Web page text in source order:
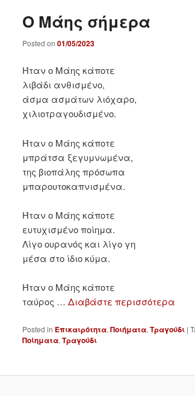
Ο Μάης σήμερα
Posted on 01/05/2023
Ήταν ο Μάης κάποτε
λιβάδι ανθισμένο,
άσμα ασμάτων λιόχαρο,
χιλιοτραγουδισμένο.
Ήταν ο Μάης κάποτε
μπράτσα ξεγυμνωμένα,
της βιοπάλης πρόσωπα
μπαρουτοκαπνισμένα.
Ήταν ο Μάης κάποτε
ευτυχισμένο ποίημα.
Λίγο ουρανός και λίγο γη
μέσα στο ίδιο κύμα.
Ήταν ο Μάης κάποτε
ταύρος … Διαβάστε περισσότερα
Posted in Επικαιρότητα, Ποιήματα, Τραγούδι |
Ποίηματα, Τραγούδι